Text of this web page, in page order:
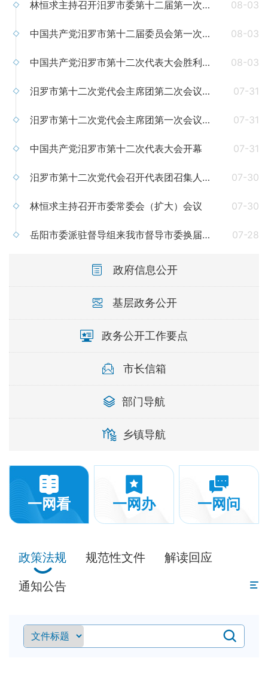
林恒求主持召开汨罗市委第十二届第一次常委会会议 08-03
中国共产党汨罗市第十二届委员会第一次全体（扩大）会议召开 林恒求当选市委书记 08-03
中国共产党汨罗市第十二次代表大会胜利闭幕 08-03
汨罗市第十二次党代会主席团第二次会议召开 07-31
汨罗市第十二次党代会主席团第一次会议召开 07-31
中国共产党汨罗市第十二次代表大会开幕 07-31
汨罗市第十二次党代会召开代表团召集人会议 07-30
林恒求主持召开市委常委会（扩大）会议 07-30
岳阳市委派驻督导组来我市督导市委换届选举风气 07-28
政府信息公开
基层政务公开
政务公开工作要点
市长信箱
部门导航
乡镇导航
一网看 一网办 一网问
政策法规 规范性文件
解读回应
通知公告